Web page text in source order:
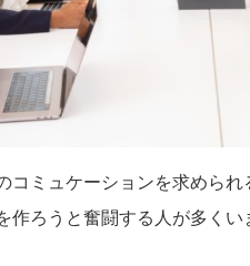
コミュケーションを求めら
作ろうと奮闘する人が多くい